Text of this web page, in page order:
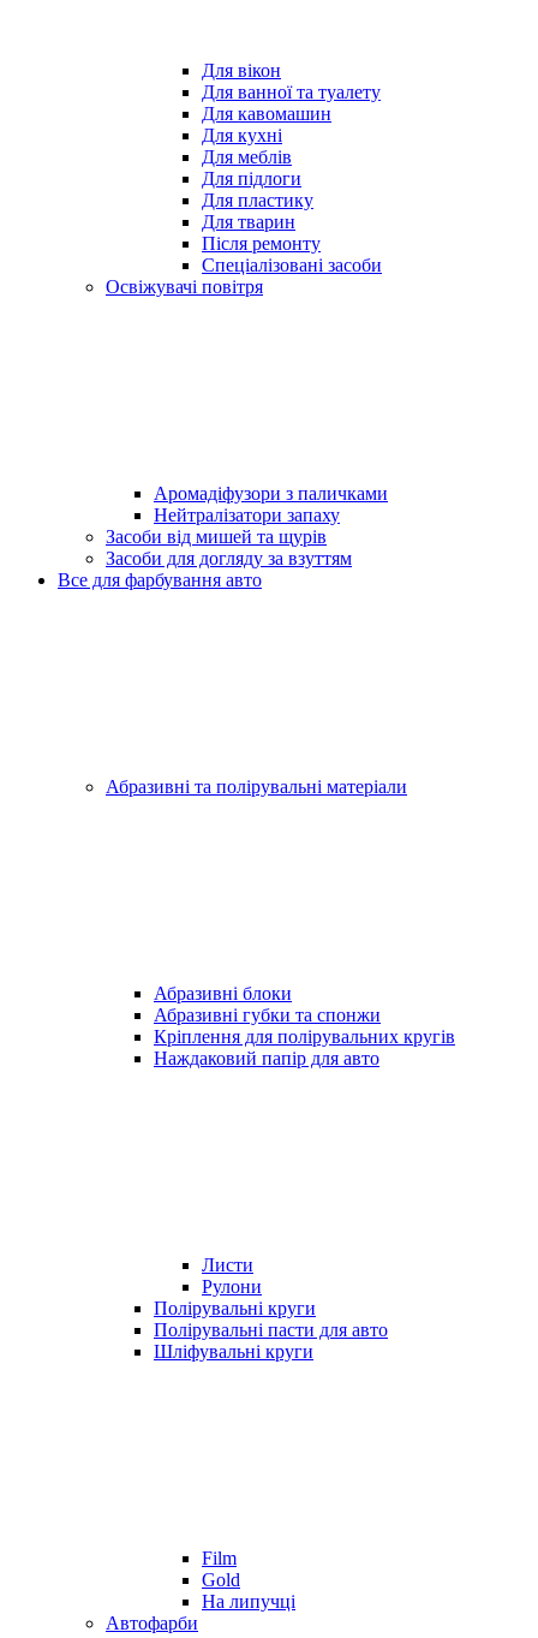
Для вікон
Для ванної та туалету
Для кавомашин
Для кухні
Для меблів
Для підлоги
Для пластику
Для тварин
Після ремонту
Спеціалізовані засоби
Освіжувачі повітря
Аромадіфузори з паличками
Нейтралізатори запаху
Засоби від мишей та щурів
Засоби для догляду за взуттям
Все для фарбування авто
Абразивні та полірувальні матеріали
Абразивні блоки
Абразивні губки та спонжи
Кріплення для полірувальних кругів
Наждаковий папір для авто
Листи
Рулони
Полірувальні круги
Полірувальні пасти для авто
Шліфувальні круги
Film
Gold
На липучці
Автофарби